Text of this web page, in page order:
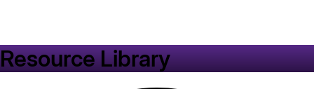
Resource Library